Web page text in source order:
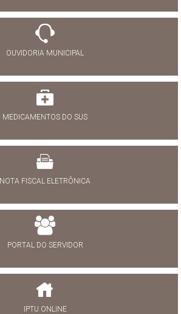
OUVIDORIA MUNICIPAL
MEDICAMENTOS DO SUS
NOTA FISCAL ELETRÔNICA
PORTAL DO SERVIDOR
IPTU ONLINE